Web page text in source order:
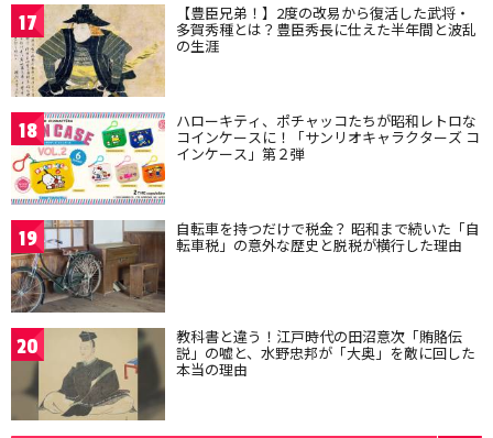
17 【豊臣兄弟！】2度の改易から復活した武将・
多賀秀種とは？豊臣秀長に仕えた半年間と波乱
の生涯
18 ハローキティ、ポチャッコたちが昭和レトロな
コインケースに！「サンリオキャラクターズ コ
インケース」第２弾
19 自転車を持つだけで税金？ 昭和まで続いた「自
転車税」の意外な歴史と脱税が横行した理由
20 教科書と違う！江戸時代の田沼意次「賄賂伝
説」の嘘と、水野忠邦が「大奥」を敵に回した
本当の理由